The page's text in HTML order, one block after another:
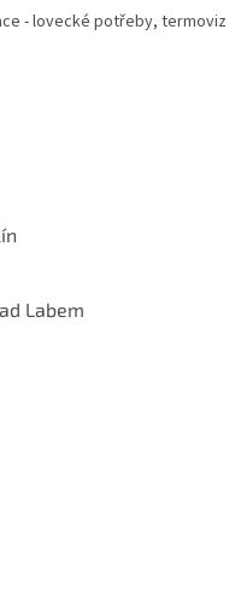
- lovecké potřeby, termoviz
Labem